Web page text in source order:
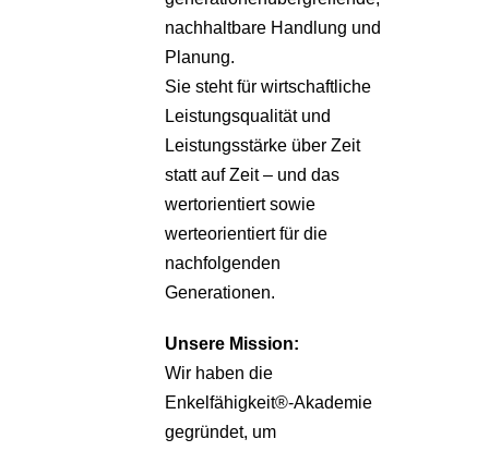
nachhaltbare Handlung und
Planung.
Sie steht für wirtschaftliche
Leistungsqualität und
Leistungsstärke über Zeit
statt auf Zeit – und das
wertorientiert sowie
werteorientiert für die
nachfolgenden
Generationen.
Unsere Mission:
Wir haben die
Enkelfähigkeit®-Akademie
gegründet, um